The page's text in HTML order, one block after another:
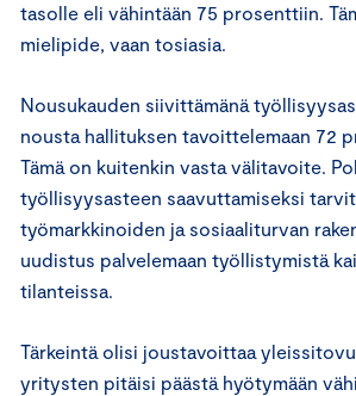
tasolle eli vähintään 75 prosenttiin.
mielipide, vaan tosiasia.
Nousukauden siivittämänä
nousta hallituksen tavoittelemaan 72
Tämä on kuitenkin vasta välitavoite.
työllisyysasteen saavuttamiseksi
työmarkkinoiden ja sosiaaliturvan
uudistus palvelemaan työllistymistä
tilanteissa.
Tärkeintä olisi joustavoittaa
yritysten pitäisi päästä hyötymään